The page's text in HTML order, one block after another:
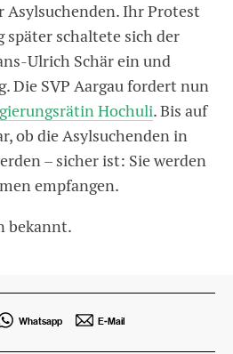
Asylsuchenden. Ihr Protest
später schaltete sich der
Ulrich Schär ein und
Die SVP Aargau fordert nun
Hochuli. Bis auf
ob die Asylsuchenden in
– sicher ist: Sie werden
empfangen.
bekannt.
Whatsapp E-Mail